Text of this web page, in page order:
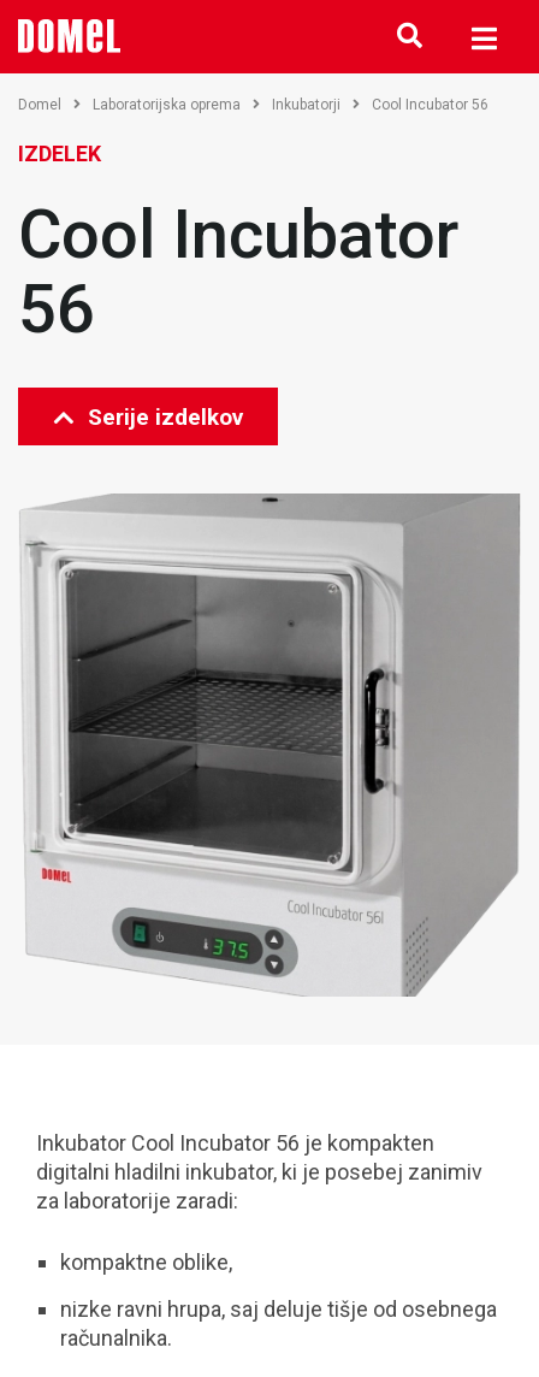
Domel Laboratorijska oprema Inkubatorji Cool Incubator 56
IZDELEK
Cool Incubator
56
Serije izdelkov
Inkubator Cool Incubator 56 je kompakten
digitalni hladilni inkubator, ki je posebej zanimiv
za laboratorije zaradi:
kompaktne oblike,
nizke ravni hrupa, saj deluje tišje od osebnega
računalnika.